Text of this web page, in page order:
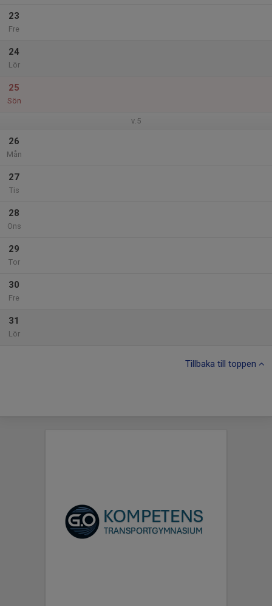
23
Fre
24
Lör
25
Sön
v.5
26
Mån
27
Tis
28
Ons
29
Tor
30
Fre
31
Lör
Tillbaka till toppen